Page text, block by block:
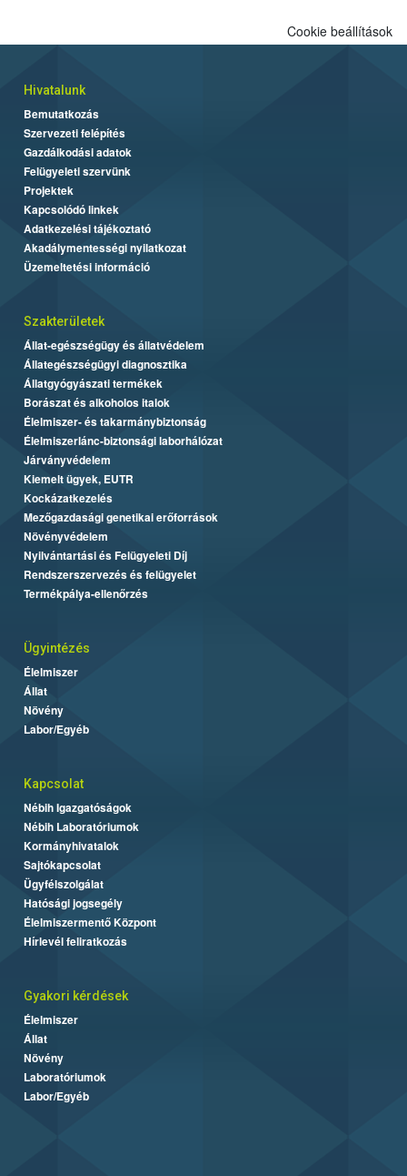
Cookie beállítások
Hivatalunk
Bemutatkozás
Szervezeti felépítés
Gazdálkodási adatok
Felügyeleti szervünk
Projektek
Kapcsolódó linkek
Adatkezelési tájékoztató
Akadálymentességi nyilatkozat
Üzemeltetési információ
Szakterületek
Állat-egészségügy és állatvédelem
Állategészségügyi diagnosztika
Állatgyógyászati termékek
Borászat és alkoholos italok
Élelmiszer- és takarmánybiztonság
Élelmiszerlánc-biztonsági laborhálózat
Járványvédelem
Kiemelt ügyek, EUTR
Kockázatkezelés
Mezőgazdasági genetikai erőforrások
Növényvédelem
Nyilvántartási és Felügyeleti Díj
Rendszerszervezés és felügyelet
Termékpálya-ellenőrzés
Ügyintézés
Élelmiszer
Állat
Növény
Labor/Egyéb
Kapcsolat
Nébih Igazgatóságok
Nébih Laboratóriumok
Kormányhivatalok
Sajtókapcsolat
Ügyfélszolgálat
Hatósági jogsegély
Élelmiszermentő Központ
Hírlevél feliratkozás
Gyakori kérdések
Élelmiszer
Állat
Növény
Laboratóriumok
Labor/Egyéb